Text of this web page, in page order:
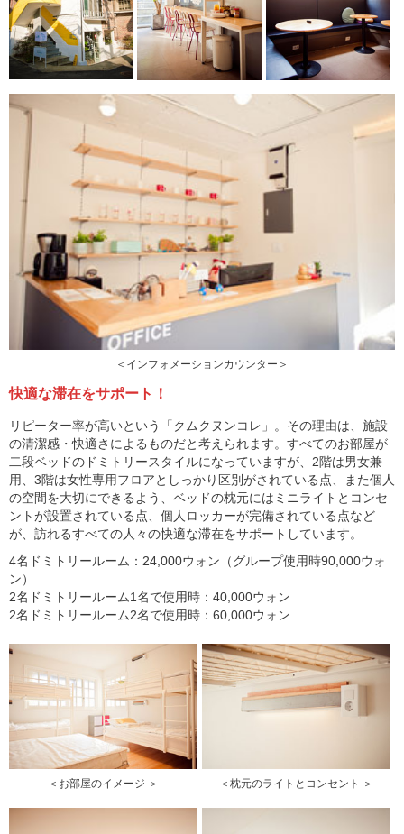
＜インフォメーションカウンター＞
快適な滞在をサポート！
リピーター率が高いという「クムクヌンコレ」。その理由は、施設
の清潔感・快適さによるものだと考えられます。すべてのお部屋が
二段ベッドのドミトリースタイルになっていますが、2階は男女兼
用、3階は女性専用フロアとしっかり区別がされている点、また個人
の空間を大切にできるよう、ベッドの枕元にはミニライトとコンセ
ントが設置されている点、個人ロッカーが完備されている点など
が、訪れるすべての人々の快適な滞在をサポートしています。
4名ドミトリールーム：24,000ウォン（グループ使用時90,000ウォ
ン）
2名ドミトリールーム1名で使用時：40,000ウォン
2名ドミトリールーム2名で使用時：60,000ウォン
＜お部屋のイメージ ＞ ＜枕元のライトとコンセント ＞